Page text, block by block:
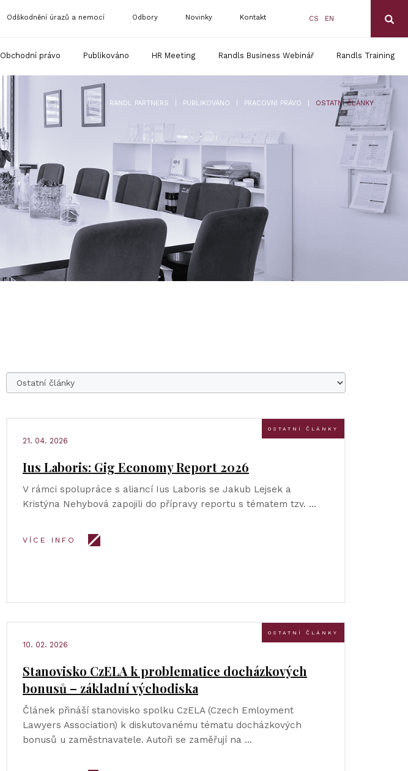
CS EN
Odškodnění úrazů a nemocí Odbory Novinky Kontakt
Obchodní právo Publikováno HR Meeting Randls Business Webinář Randls Training
RANDL PARTNERS PUBLIKOVÁNO PRACOVNÍ PRÁVO OSTATNÍ ČLÁNKY
OSTATNÍ ČLÁNKY
21. 04. 2026
Ius Laboris: Gig Economy Report 2026
V rámci spolupráce s aliancí Ius Laboris se Jakub Lejsek a
Kristýna Nehybová zapojili do přípravy reportu s tématem tzv. …
VÍCE INFO
OSTATNÍ ČLÁNKY
10. 02. 2026
Stanovisko CzELA k problematice docházkových
bonusů – základní východiska
Článek přináší stanovisko spolku CzELA (Czech Emloyment
Lawyers Association) k diskutovanému tématu docházkových
bonusů u zaměstnavatele. Autoři se zaměřují na …